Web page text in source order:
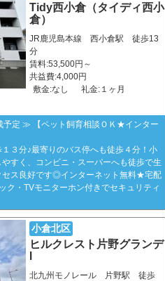
Tidy西小倉（タイディ西小
倉）
JR鹿児島本線 西小倉駅 徒歩13
分
賃料:53,500円～
共益費:4,000円
敷金:なし
礼金:１ヶ月
定 ≫ 【ペット飼育相談ＯＫ★インター
１３分♪最寄りのバス停へも徒歩４分！小
すく、コンビニ・スーパーへも徒歩で生
セス良好です◎インターネット無料★宅配
ク・TVモニターホン付きでセキュリティ
小倉北区
ヒルクレスト片野グランデ
北九州モノレール 片野駅 徒歩